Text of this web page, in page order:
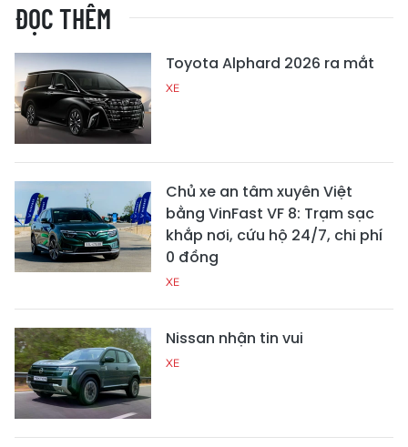
ĐỌC THÊM
Toyota Alphard 2026 ra mắt
XE
Chủ xe an tâm xuyên Việt
bằng VinFast VF 8: Trạm sạc
khắp nơi, cứu hộ 24/7, chi phí
0 đồng
XE
Nissan nhận tin vui
XE